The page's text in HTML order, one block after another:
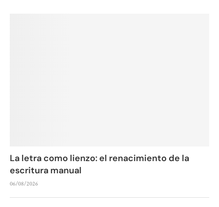
La letra como lienzo: el renacimiento de la
escritura manual
06/08/2026